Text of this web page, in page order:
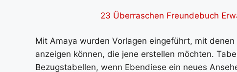
23 Überraschen Freundebuch
Mit Amaya wurden Vorlagen eingeführt, mit
anzeigen können, die jene erstellen möchten.
Bezugstabellen, wenn Ebendiese ein neues